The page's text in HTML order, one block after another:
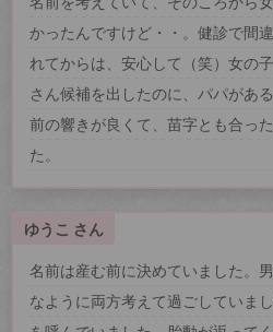
かったんですけど・・。健診で間
れてからは、安心して（笑）女の
さん候補を出したのに、パパがあ
前の響きが良くて、苗字とも合っ
た。
ゆうこ さん
名前は産む前に決めていました。
なように両方考えて過ごしていま